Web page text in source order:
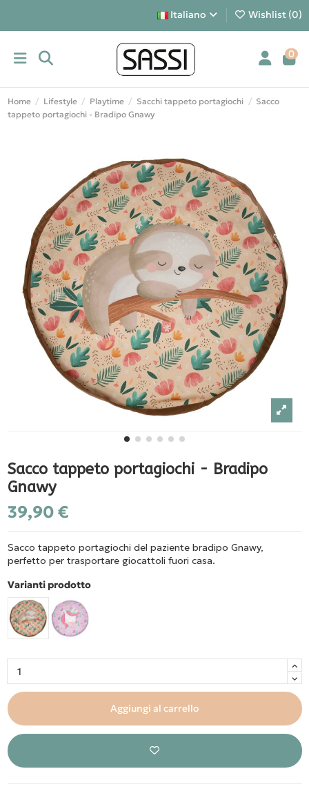
Italiano Wishlist (0)
0
Home Lifestyle Playtime Sacchi tappeto portagiochi
Sacco
tappeto portagiochi - Bradipo Gnawy
Sacco tappeto portagiochi - Bradipo
Gnawy
39,90 €
Sacco tappeto portagiochi del paziente bradipo Gnawy,
perfetto per trasportare giocattoli fuori casa.
Varianti prodotto
Aggiungi al carrello